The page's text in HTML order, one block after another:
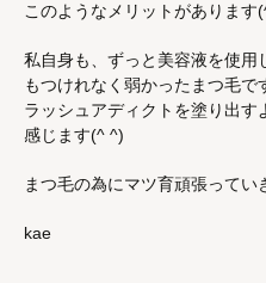
このようなメリットがあります
私自身も、ずっと美容液を使用
もつけれなく弱かったまつ毛で
ラッシュアディクトを塗り出す
感じます(^ ^)
まつ毛の為にマツ育頑張ってい
kae